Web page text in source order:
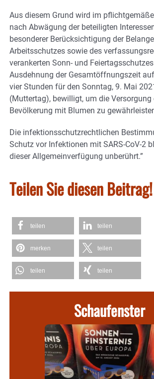
Aus diesem Grund wird im
nach Abwägung der beteiligten
besonderer Berücksichtigung der
Arbeitsschutzes sowie des
verankerten Sonn- und
Ausdehnung der Gesamtöffnungszeit
vier Stunden für den Sonntag, 9. Mai
(Muttertag), bewilligt, um die Versorgung
Bevölkerung mit Blumen zu
Die infektionsschutzrechtlichen
Schutz vor Infektionen mit SARS-CoV-2
dieser Allgemeinverfügung unberührt.”
Teilen Sie diesen Beitrag!
teilen teilen
merken teilen
teilen teilen
Schaufenster